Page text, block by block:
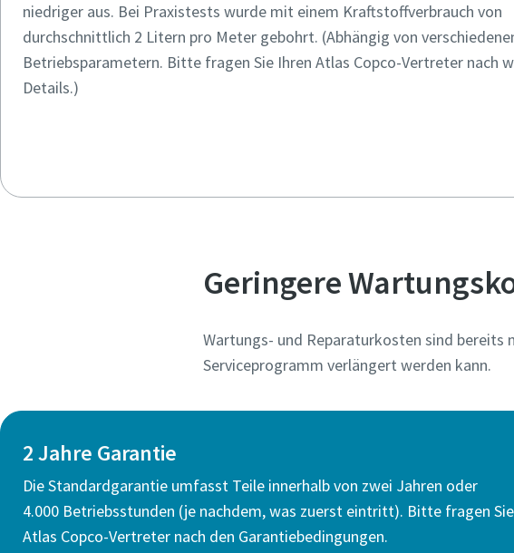
niedriger aus. Bei Praxistests wurde mit einem Kraftstoffverbrauch von
durchschnittlich 2 Litern pro Meter gebohrt. (Abhängig von
Betriebsparametern. Bitte fragen Sie Ihren Atlas Copco-Vertreter nach
Details.)
Geringere
Wartungs- und Reparaturkosten sind bereits
Serviceprogramm verlängert werden kann.
2 Jahre Garantie
Die Standardgarantie umfasst Teile innerhalb von zwei Jahren oder
4.000 Betriebsstunden (je nachdem, was zuerst eintritt). Bitte fragen
Atlas Copco-Vertreter nach den Garantiebedingungen.